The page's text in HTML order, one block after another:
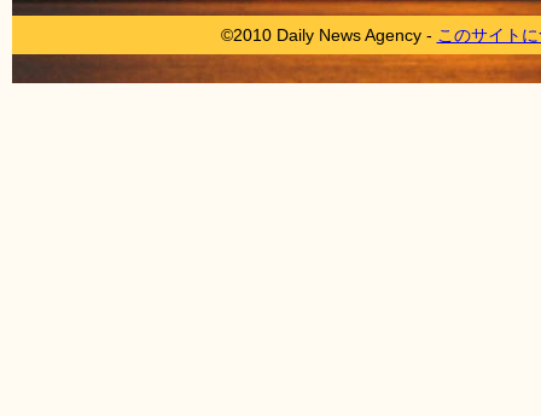
©2010 Daily News Agency - このサイト